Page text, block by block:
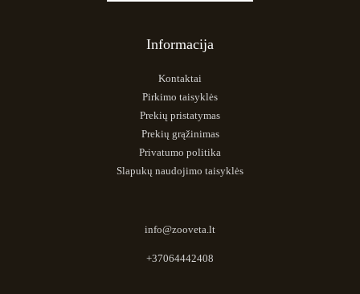
Informacija
Kontaktai
Pirkimo taisyklės
Prekių pristatymas
Prekių grąžinimas
Privatumo politika
Slapukų naudojimo taisyklės
info@zooveta.lt
+37064442408